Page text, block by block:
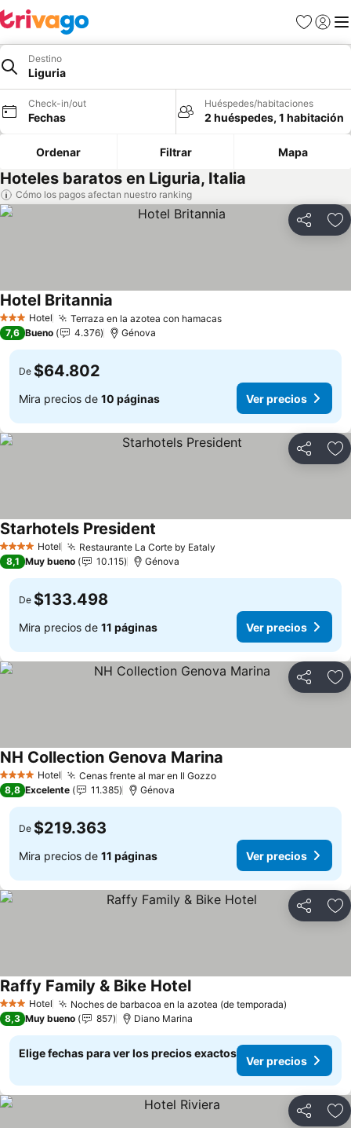
Favoritos
Iniciar
Destino
Liguria
Check-in/out
Fechas
Huéspedes/habitaciones
2 huéspedes, 1 habitación
Ordenar Filtrar Mapa
Hoteles baratos en Liguria, Italia
Cómo los pagos afectan nuestro ranking
Compartir
3 Estrellas
Hotel Terraza en la azotea con hamacas
Hotel Britannia
7,6 Bueno 4.376 Génova
De $64.802
Mira precios de 10 páginas Ver precios
Compartir
4 EstrellasHotel Restaurante La Corte by Eataly
Starhotels President
8,1 Muy bueno 10.115 Génova
De $133.498
Mira precios de 11 páginas Ver precios
Compartir
4 EstrellasHotel Cenas frente al mar en Il Gozzo
NH Collection Genova Marina
8,8 Excelente 11.385 Génova
De $219.363
Mira precios de 11 páginas Ver precios
Compartir
3 Estrellas
Hotel Noches de barbacoa en la azotea (de temporada)
Raffy Family & Bike Hotel
8,3 Muy bueno 857 Diano Marina
Elige fechas para ver los precios exactos
Ver precios
Compartir